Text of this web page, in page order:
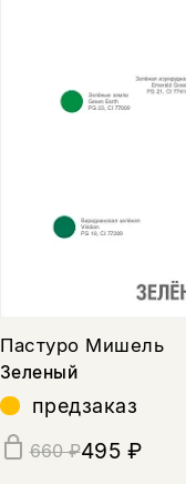
Пастуро Мишель
Зеленый
предзаказ
660 ₽495 ₽